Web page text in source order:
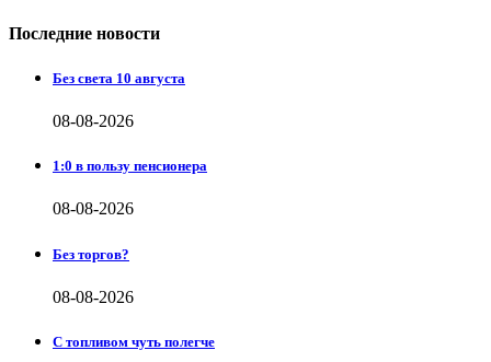
Последние новости
Без света 10 августа
08-08-2026
1:0 в пользу пенсионера
08-08-2026
Без торгов?
08-08-2026
С топливом чуть полегче